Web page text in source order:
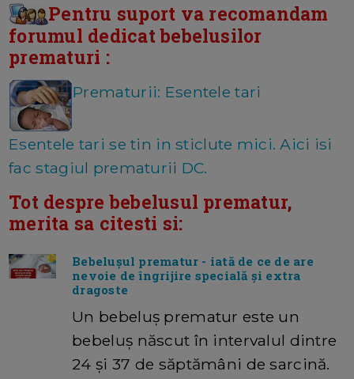
Pentru suport va recomandam
forumul dedicat bebelusilor
prematuri :
Prematurii: Esentele tari
Esentele tari se tin in sticlute mici. Aici isi
fac stagiul prematurii DC.
Tot despre bebelusul prematur,
merita sa citesti si:
Bebelușul prematur - iată de ce de are
nevoie de îngrijire specială și extra
dragoste
Un bebeluș prematur este un
bebeluș născut în intervalul dintre
24 și 37 de săptămâni de sarcină.